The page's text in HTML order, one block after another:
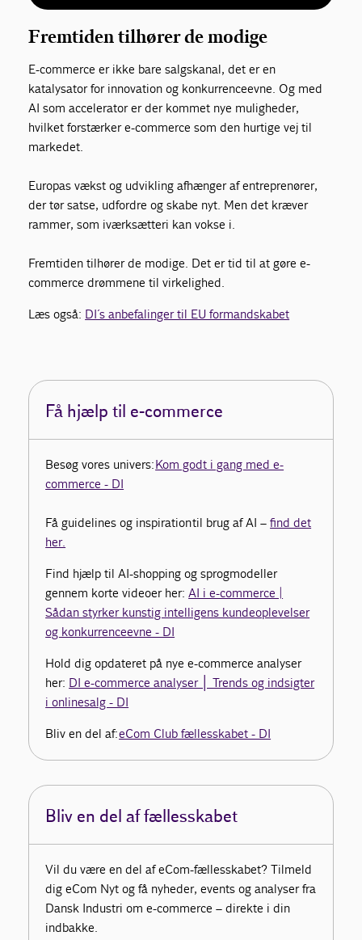
Fremtiden tilhører de modige
E-commerce er ikke bare salgskanal, det er en
katalysator for innovation og konkurrenceevne. Og med
AI som accelerator er der kommet nye muligheder,
hvilket forstærker e-commerce som den hurtige vej til
markedet.
Europas vækst og udvikling afhænger af entreprenører,
der tør satse, udfordre og skabe nyt. Men det kræver
rammer, som iværksætteri kan vokse i.
Fremtiden tilhører de modige. Det er tid til at gøre e-
commerce drømmene til virkelighed.
Læs også: DI´s anbefalinger til EU formandskabet
Få hjælp til e-commerce
Besøg vores univers:Kom godt i gang med e-
commerce - DI
Få guidelines og inspirationtil brug af AI –find det
her.
Find hjælp til AI-shopping og sprogmodeller
gennem korte videoer her:AI i e-commerce |
Sådan styrker kunstig intelligens kundeoplevelser
og konkurrenceevne - DI
Hold dig opdateret på nye e-commerce analyser
her: DI e-commerce analyser │ Trends og indsigter
i onlinesalg - DI
Bliv en del af:eCom Club fællesskabet - DI
Bliv en del af fællesskabet
Vil du være en del af eCom-fællesskabet? Tilmeld
dig eCom Nyt og få nyheder, events og analyser fra
Dansk Industri om e-commerce – direkte i din
indbakke.